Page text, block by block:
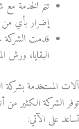
تتم الخدمة مع
إضرار بأي من
قدمت الشركة
البقايا، ورش
آلات المستخدمة
توفر الشركة الكثير من
تساعد على الآتي: